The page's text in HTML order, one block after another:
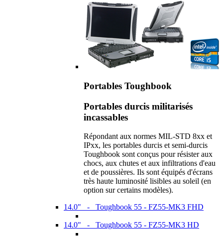
Portables Toughbook
Portables durcis militarisés
incassables
Répondant aux normes MIL-STD 8xx et
IPxx, les portables durcis et semi-durcis
Toughbook sont conçus pour résister aux
chocs, aux chutes et aux infiltrations d'eau
et de poussières. Ils sont équipés d'écrans
très haute luminosité lisibles au soleil (en
option sur certains modèles).
14.0" - Toughbook 55 - FZ55-MK3 FHD
14.0" - Toughbook 55 - FZ55-MK3 HD